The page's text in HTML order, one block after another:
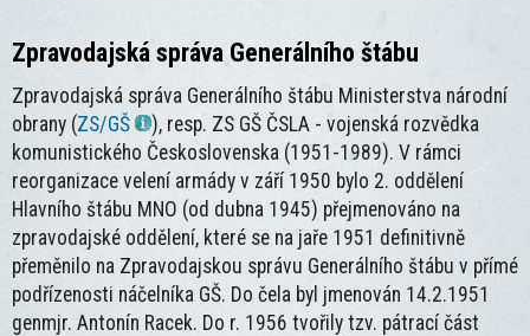
Zpravodajská správa Generálního štábu
Zpravodajská správa Generálního štábu Ministerstva národní
obrany (ZS/GŠ
), resp. ZS GŠ ČSLA - vojenská rozvědka
komunistického Československa (1951-1989). V rámci
reorganizace velení armády v září 1950 bylo 2. oddělení
Hlavního štábu MNO (od dubna 1945) přejmenováno na
zpravodajské oddělení, které se na jaře 1951 definitivně
přeměnilo na Zpravodajskou správu Generálního štábu v přímé
podřízenosti náčelníka GŠ. Do čela byl jmenován 14.2.1951
genmjr. Antonín Racek. Do r. 1956 tvořily tzv. pátrací část